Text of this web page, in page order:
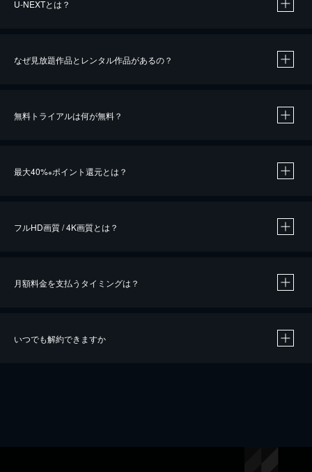
U-NEXTとは？
なぜ見放題作品とレンタル作品があるの？
無料トライアルは何が無料？
最大40%※ポイント還元とは？
※40％ポイント還元の対象は、クレジットカード決済による作品の購入 / レンタルです。
フルHD画質 / 4K画質とは？
月額料金を支払うタイミングは？
いつでも解約できますか